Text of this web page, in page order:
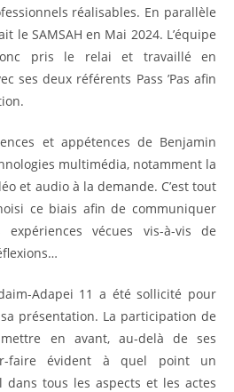
réalisables. En parallèle
le SAMSAH en Mai 2024. L’équipe
pris le relai et travaillé en
ses deux référents Pass ’Pas afin
et appétences de Benjamin
multimédia, notamment la
et audio à la demande. C’est tout
ce biais afin de communiquer
vécues vis-à-vis de
Adapei 11 a été sollicité pour
présentation. La participation de
en avant, au-delà de ses
faire évident à quel point un
dans tous les aspects et les actes